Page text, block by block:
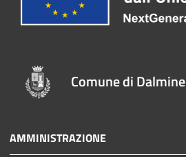
Comune di Dalmine
AMMINISTRAZIONE